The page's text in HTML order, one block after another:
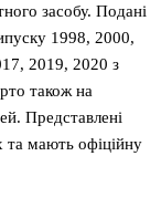
засобу. Подані
1998, 2000,
2019, 2020 з
також на
Представлені
та мають офіційну